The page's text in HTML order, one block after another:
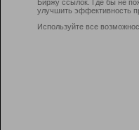
Биржу ссылок. Где бы не
улучшить эффективность
Используйте все